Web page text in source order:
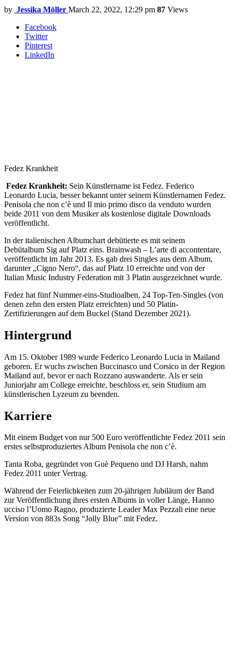
by Jessika Möller March 22, 2022, 12:29 pm 87 Views
Facebook
Twitter
Pinterest
LinkedIn
Fedez Krankheit
Fedez Krankheit: Sein Künstlername ist Fedez. Federico
Leonardo Lucia, besser bekannt unter seinem Künstlernamen Fedez.
Penisola che non c’è und Il mio primo disco da venduto wurden
beide 2011 von dem Musiker als kostenlose digitale Downloads
veröffentlicht.
In der italienischen Albumchart debütierte es mit seinem
Debütalbum Sig auf Platz eins. Brainwash – L’arte di accontentare,
veröffentlicht im Jahr 2013. Es gab drei Singles aus dem Album,
darunter „Cigno Nero“, das auf Platz 10 erreichte und von der
Italian Music Industry Federation mit 3 Platin ausgezeichnet wurde.
Fedez hat fünf Nummer-eins-Studioalben, 24 Top-Ten-Singles (von
denen zehn den ersten Platz erreichten) und 50 Platin-
Zertifizierungen auf dem Buckel (Stand Dezember 2021).
Hintergrund
Am 15. Oktober 1989 wurde Federico Leonardo Lucia in Mailand
geboren. Er wuchs zwischen Buccinasco und Corsico in der Region
Mailand auf, bevor er nach Rozzano auswanderte. Als er sein
Juniorjahr am College erreichte, beschloss er, sein Studium am
künstlerischen Lyzeum zu beenden.
Karriere
Mit einem Budget von nur 500 Euro veröffentlichte Fedez 2011 sein
erstes selbstproduziertes Album Penisola che non c’è.
Tanta Roba, gegründet von Guè Pequeno und DJ Harsh, nahm
Fedez 2011 unter Vertrag.
Während der Feierlichkeiten zum 20-jährigen Jubiläum der Band
zur Veröffentlichung ihres ersten Albums in voller Länge, Hanno
ucciso l’Uomo Ragno, produzierte Leader Max Pezzali eine neue
Version von 883s Song “Jolly Blue” mit Fedez.